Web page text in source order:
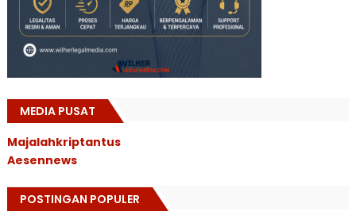
MEDIA PUSAT
Majalahkriptantus
Aesennews
POSTINGAN POPULER